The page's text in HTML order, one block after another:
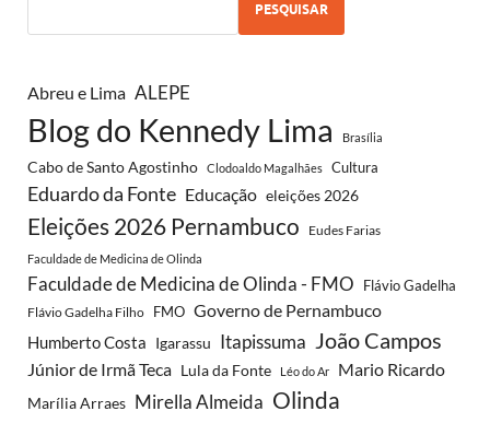
PESQUISAR
Abreu e Lima ALEPE
Blog do Kennedy Lima Brasília
Cabo de Santo Agostinho Clodoaldo Magalhães Cultura
Eduardo da Fonte Educação eleições 2026
Eleições 2026 Pernambuco Eudes Farias
Faculdade de Medicina de Olinda
Faculdade de Medicina de Olinda - FMO Flávio Gadelha
Flávio Gadelha Filho FMO Governo de Pernambuco
Humberto Costa Igarassu Itapissuma João Campos
Júnior de Irmã Teca Lula da Fonte Léo do Ar Mario Ricardo
Marília Arraes Mirella Almeida Olinda